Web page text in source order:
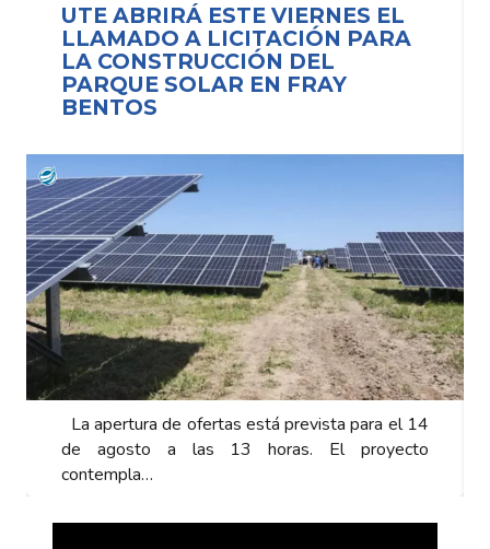
ESTE VIERNES EL
A LICITACIÓN PARA
DEL
SOLAR EN FRAY
de ofertas está prevista para el 14
a las 13 horas. El proyecto
UTE
La apertura
de agosto